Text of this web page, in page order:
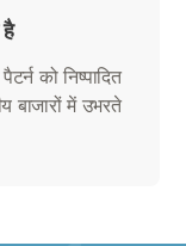
को निष्पादित
बाजारों में उभरते